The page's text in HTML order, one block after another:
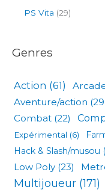
PS Vita (29)
Genres
Action (61)
Aventure/action
Combat (22)
Expérimental (6)
Hack & Slash/musou
Low Poly (23)
Multijoueur (171)